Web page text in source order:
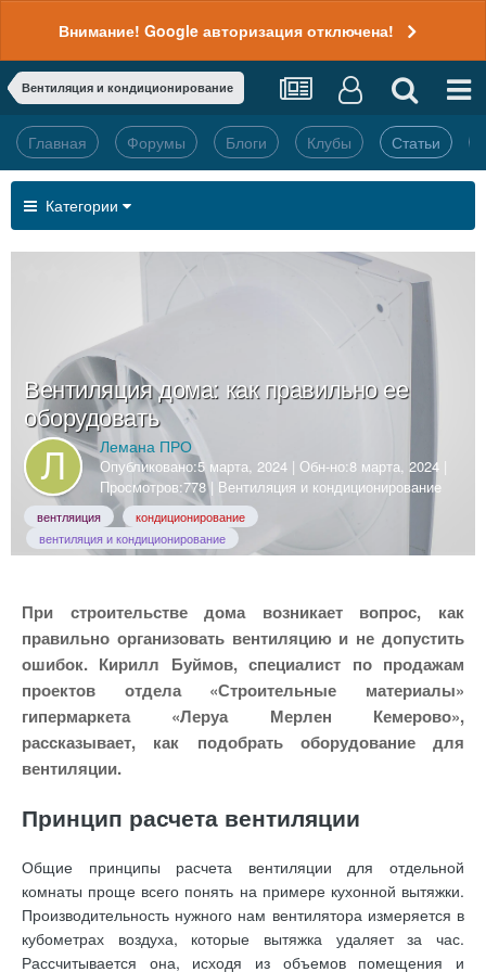
Внимание! Google авторизация отключена!
Вентиляция и кондиционирование
Главная Форумы Блоги Клубы Статьи
Категории
Вентиляция дома: как правильно ее
оборудовать
Лемана ПРО
Опубликовано:5 марта, 2024 | Обн-но:8 марта, 2024 |
Просмотров:778 | Вентиляция и кондиционирование
вентляиция
кондиционирование
вентиляция и кондиционирование
При строительстве дома возникает вопрос, как
правильно организовать вентиляцию и не допустить
ошибок. Кирилл Буймов, специалист по продажам
проектов отдела «Строительные материалы»
гипермаркета «Леруа Мерлен Кемерово»,
рассказывает, как подобрать оборудование для
вентиляции.
Принцип расчета вентиляции
Общие принципы расчета вентиляции для отдельной
комнаты проще всего понять на примере кухонной вытяжки.
Производительность нужного нам вентилятора измеряется в
кубометрах воздуха, которые вытяжка удаляет за час.
Рассчитывается она, исходя из объемов помещения и